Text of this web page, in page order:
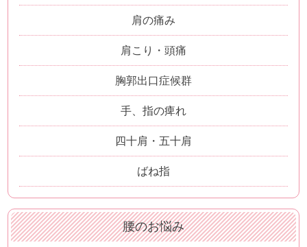
肩の痛み
肩こり・頭痛
胸郭出口症候群
手、指の痺れ
四十肩・五十肩
ばね指
腰のお悩み